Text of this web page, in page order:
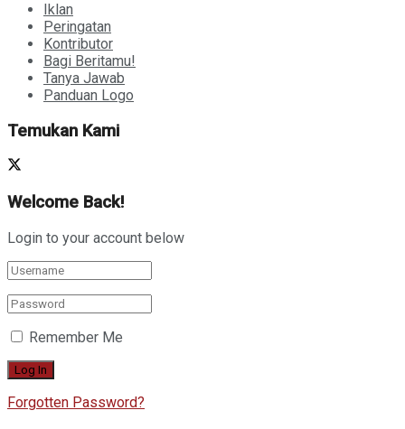
Iklan
Peringatan
Kontributor
Bagi Beritamu!
Tanya Jawab
Panduan Logo
Temukan Kami
Welcome Back!
Login to your account below
Remember Me
Forgotten Password?